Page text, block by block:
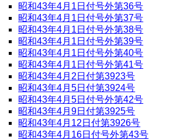
昭和43年4月1日付号外第36号
昭和43年4月1日付号外第37号
昭和43年4月1日付号外第38号
昭和43年4月1日付号外第39号
昭和43年4月1日付号外第40号
昭和43年4月1日付号外第41号
昭和43年4月2日付第3923号
昭和43年4月5日付第3924号
昭和43年4月5日付号外第42号
昭和43年4月9日付第3925号
昭和43年4月12日付第3926号
昭和43年4月16日付号外第43号